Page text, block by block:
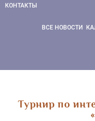
КОНТАКТЫ
ВСЕ НОВОСТИ
Турнир по